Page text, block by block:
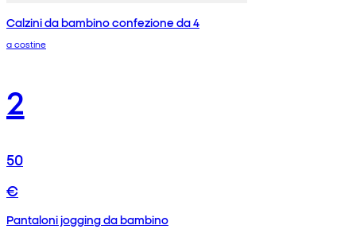
Calzini da bambino confezione da 4
a costine
2
50
€
Pantaloni jogging da bambino